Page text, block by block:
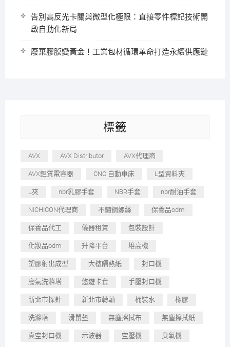
告別高反光卡關與微型化極限：直接零件標記技術開
啟自動化新局
廢棄膠膜變黃金！工業包材循環革命打造永續供應鏈
標籤
AVX AVX Distributor AVX代理商
AVX鉭質電容器 CNC 自動車床 L型資料夾
L夾 nbr乳膠手套 NBR手套 nbr耐油手套
NICHICON代理商 不鏽鋼螺絲 保養品odm
保養品代工 儀器租賃 包裝設計
化妝品odm 升降平台 堆高機
塑膠射出成型 大樓隔熱紙 封口機
廢氣洗滌塔 悠遊卡套 手壓封口機
新北市探針 新北市轉軸 桶裝水 橡膠
洗滌塔 滑鼠墊 無塵擦拭布 無塵擦拭紙
真空封口機 示波器 空壓機 臭氧機